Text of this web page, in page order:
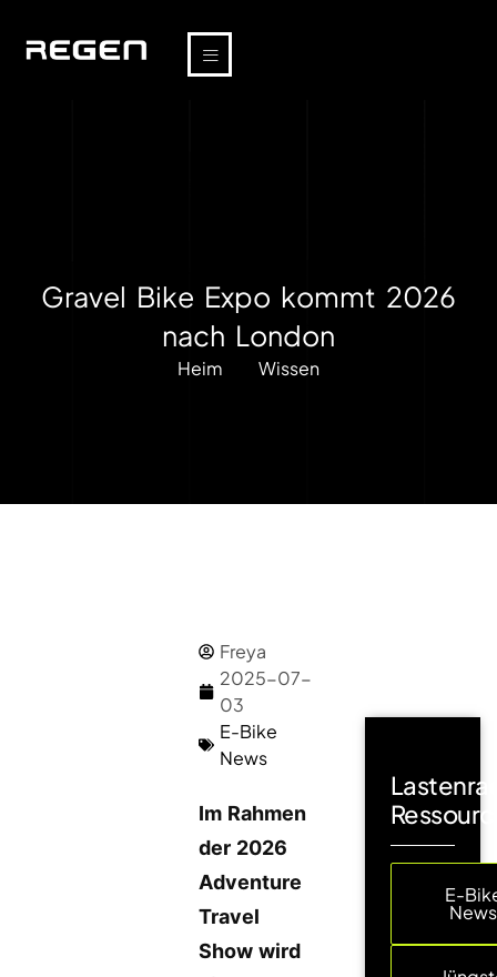
Gravel Bike Expo kommt 2026
nach London
Heim Wissen
Freya
2025-07-
03
E-Bike
News
Im Rahmen
der 2026
Adventure
Travel
Show wird
E-
News